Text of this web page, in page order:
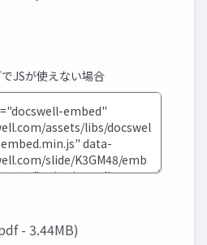
でJSが使えない場合
- 3.44MB)